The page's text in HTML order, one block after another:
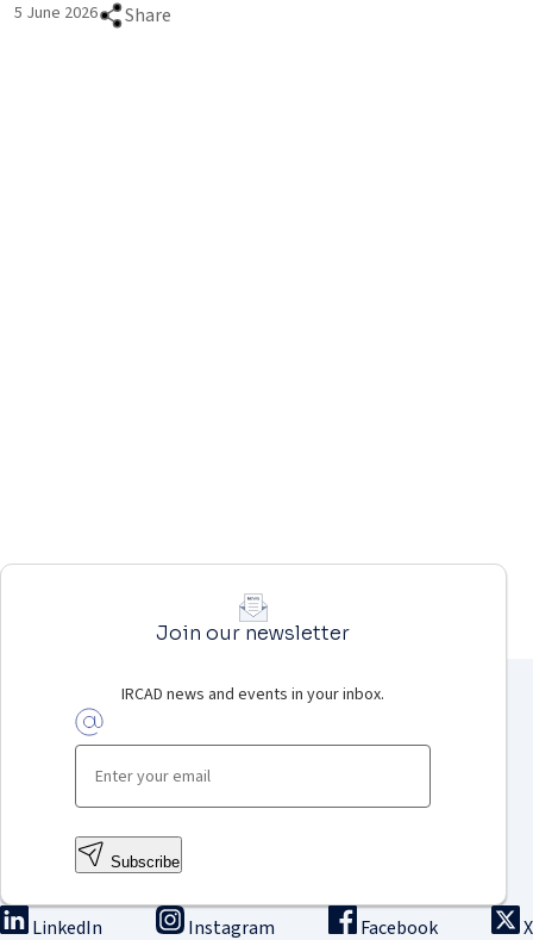
5 June 2026 Share
Join our newsletter
IRCAD news and events in your inbox.
Subscribe
LinkedIn Instagram Facebook X